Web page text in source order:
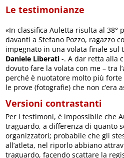
Le testimonianze
«In classifica Auletta risulta al 38°
davanti a Stefano Pozzo, ragazzo
impegnato in una volata finale sul
Daniele Liberati -. A dar retta alla
dovuto fare la volata con me – tra
perché è nuotatore molto più
le prove (fotografie) che non c’era
Versioni contrastanti
Per i testimoni, è impossibile che
traguardo, a differenza di quanto
organizzatori; probabile che gli
all’atleta, nel riporlo abbiano
traguardo, facendo scattare la